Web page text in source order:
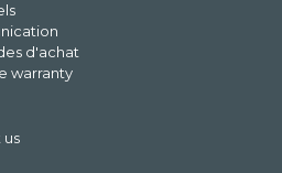
d'achat
warranty
us